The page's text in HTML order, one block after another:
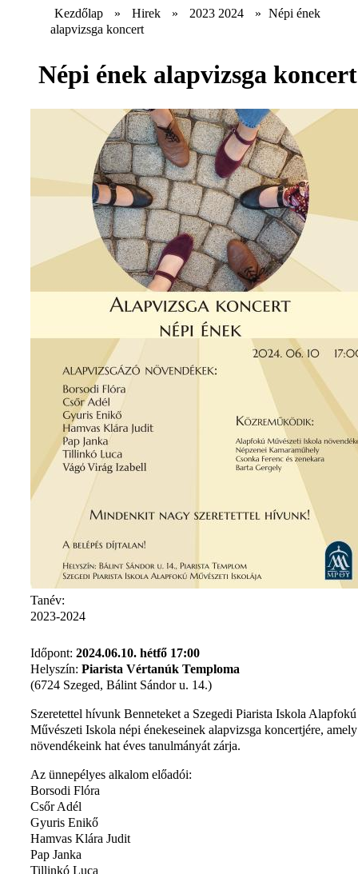
Kezdőlap » Hirek » 2023 2024 » Népi ének
alapvizsga koncert
Népi ének alapvizsga koncert
Tanév:
2023-2024
Időpont: 2024.06.10. hétfő 17:00
Helyszín: Piarista Vértanúk Temploma
(6724 Szeged, Bálint Sándor u. 14.)
Szeretettel hívunk Benneteket a Szegedi Piarista Iskola Alapfokú
Művészeti Iskola népi énekeseinek alapvizsga koncertjére,
növendékeink hat éves tanulmányát zárja.
Az ünnepélyes alkalom előadói:
Borsodi Flóra
Csőr Adél
Gyuris Enikő
Hamvas Klára Judit
Pap Janka
Tillinkó Luca